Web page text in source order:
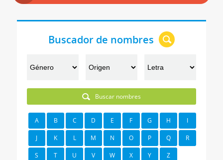
Buscador de nombres
Buscar nombres
A B C D E F G H I
J K L M N O P Q R
S T U V W X Y Z